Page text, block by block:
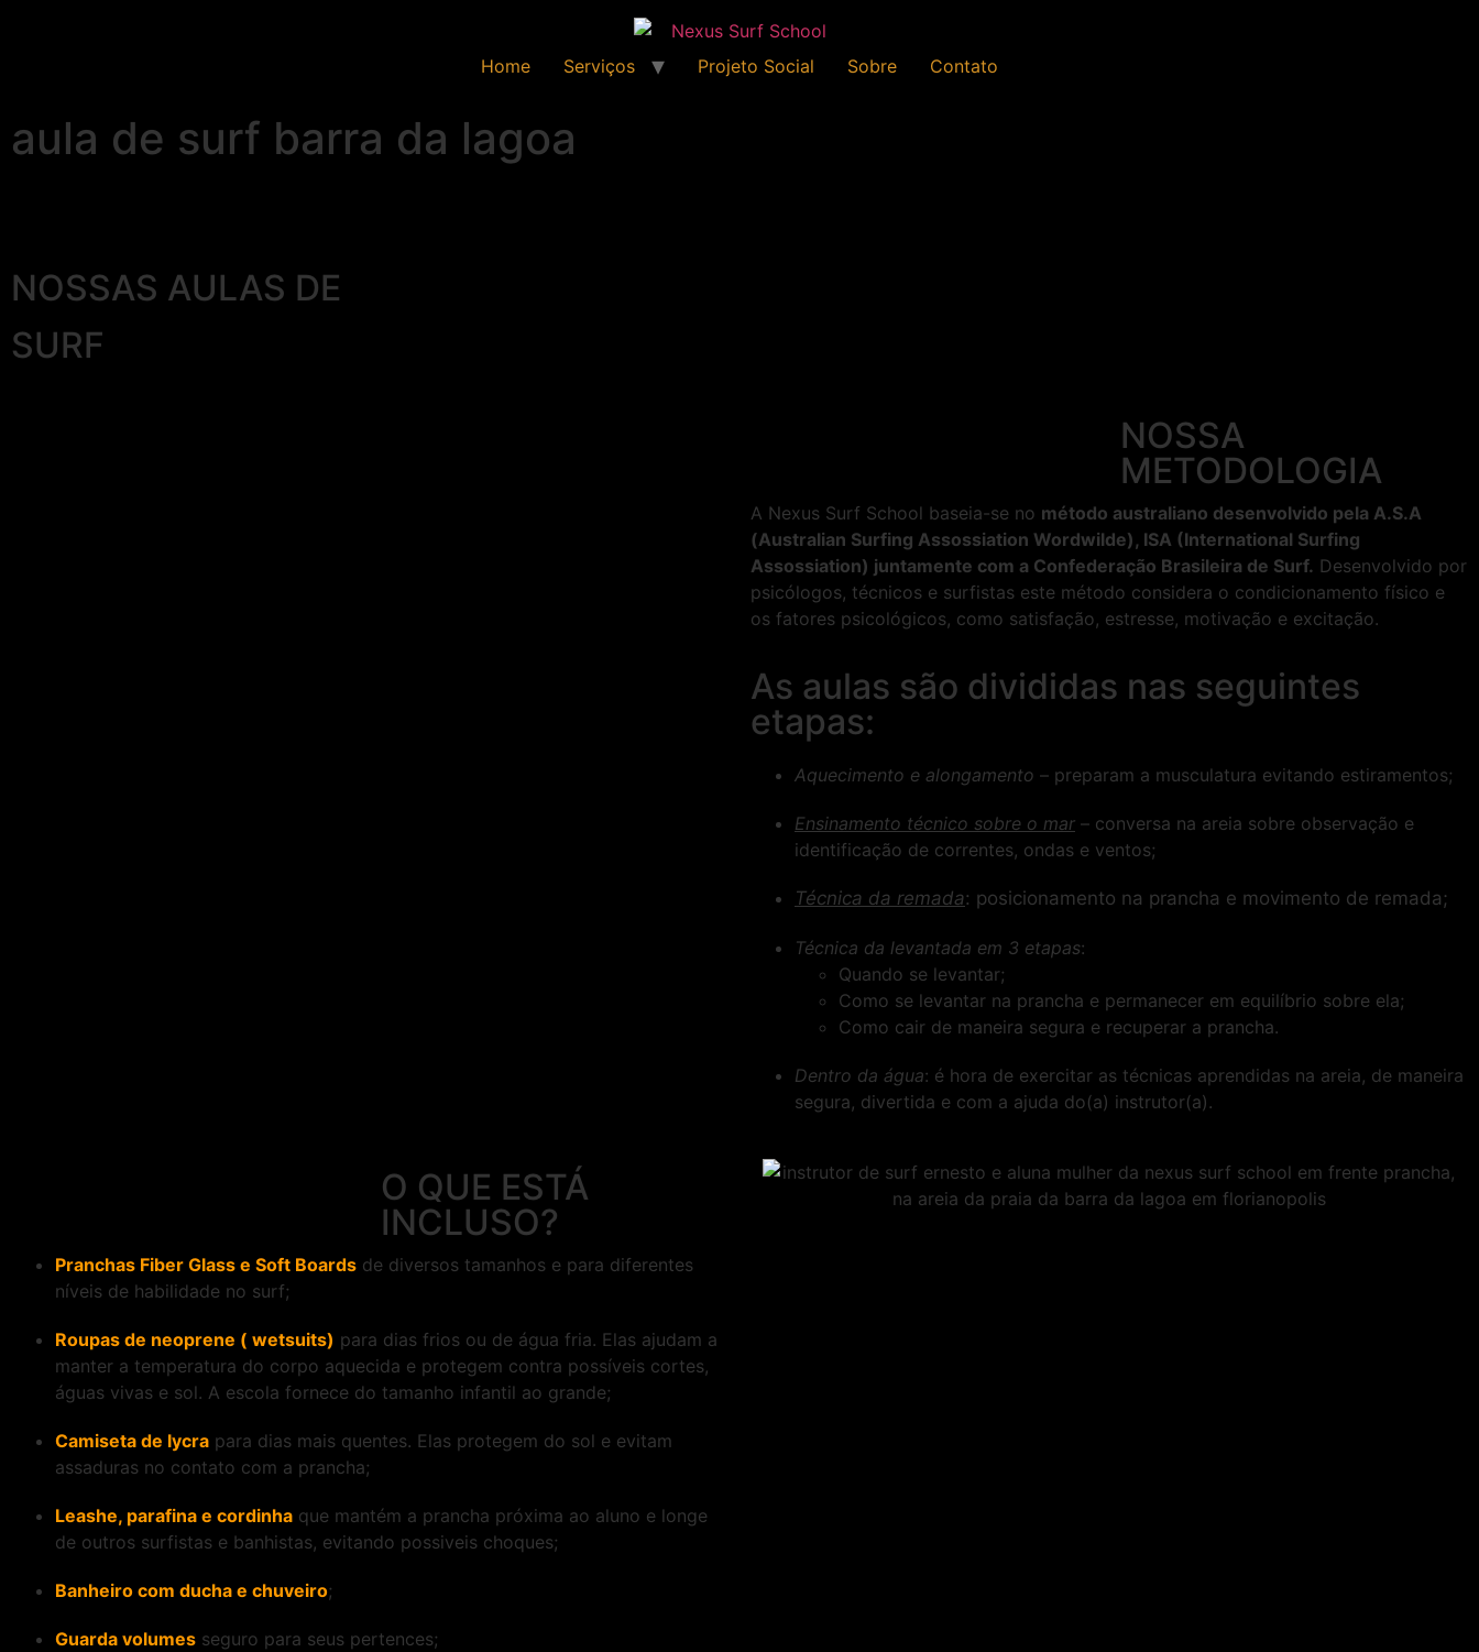
Home Serviços Projeto Social Sobre Contato
aula de surf barra da lagoa
NOSSAS AULAS DE
SURF
NOSSA
METODOLOGIA
A Nexus Surf School baseia-se no método australiano desenvolvido pela A.S.A
(Australian Surfing Assossiation Wordwilde), ISA (International Surfing
Assossiation) juntamente com a Confederação Brasileira de Surf. Desenvolvido por
psicólogos, técnicos e surfistas este método considera o condicionamento físico e
os fatores psicológicos, como satisfação, estresse, motivação e excitação.
As aulas são divididas nas seguintes
etapas:
Aquecimento e alongamento – preparam a musculatura evitando estiramentos;
Ensinamento técnico sobre o mar – conversa na areia sobre observação e
identificação de correntes, ondas e ventos;
Técnica da remada: posicionamento na prancha e movimento de remada;
Técnica da levantada em 3 etapas:
Quando se levantar;
Como se levantar na prancha e permanecer em equilíbrio sobre ela;
Como cair de maneira segura e recuperar a prancha.
Dentro da água: é hora de exercitar as técnicas aprendidas na areia, de maneira
segura, divertida e com a ajuda do(a) instrutor(a).
O QUE ESTÁ
INCLUSO?
Pranchas Fiber Glass e Soft Boards de diversos tamanhos e para diferentes
níveis de habilidade no surf;
Roupas de neoprene ( wetsuits) para dias frios ou de água fria. Elas ajudam a
manter a temperatura do corpo aquecida e protegem contra possíveis cortes,
águas vivas e sol. A escola fornece do tamanho infantil ao grande;
Camiseta de lycra para dias mais quentes. Elas protegem do sol e evitam
assaduras no contato com a prancha;
Leashe, parafina e cordinha que mantém a prancha próxima ao aluno e longe
de outros surfistas e banhistas, evitando possiveis choques;
Banheiro com ducha e chuveiro;
Guarda volumes seguro para seus pertences;